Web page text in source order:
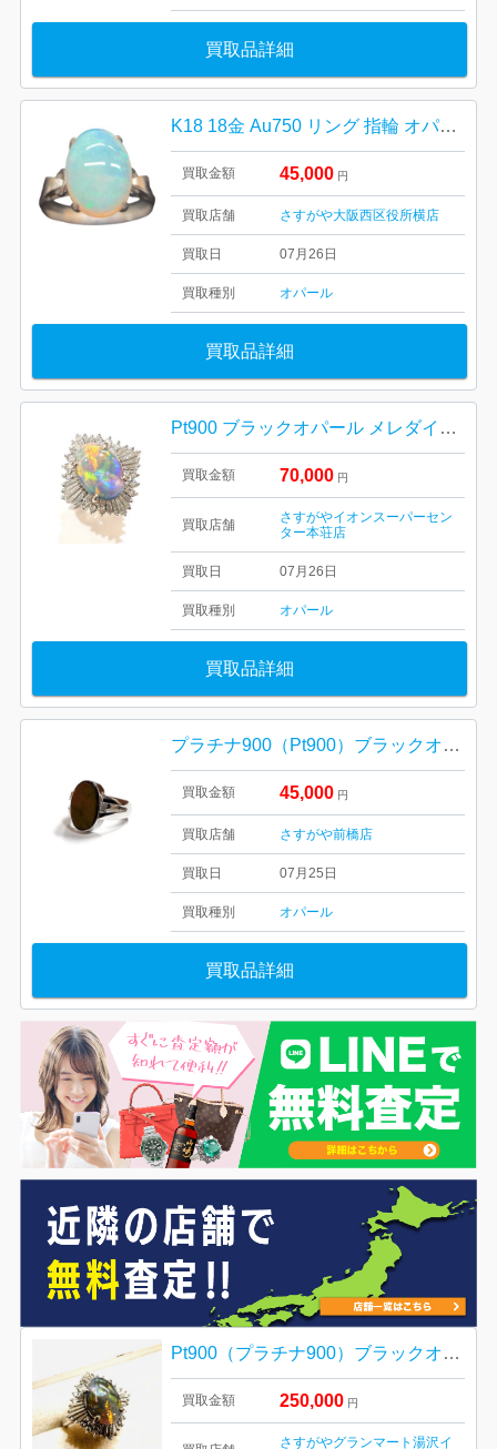
買取品詳細
K18 18金 Au750 リング 指輪 オパール
買取金額 45,000 円
買取店舗 さすがや大阪西区役所横店
買取日 07月26日
買取種別 オパール
買取品詳細
Pt900 ブラックオパール メレダイヤ リング
買取金額 70,000 円
買取店舗
さすがやイオンスーパーセン
ター本荘店
買取日 07月26日
買取種別 オパール
買取品詳細
プラチナ900（Pt900）ブラックオパールリング 高価買取｜高崎市山名町
買取金額 45,000 円
買取店舗 さすがや前橋店
買取日 07月25日
買取種別 オパール
買取品詳細
Pt900（プラチナ900）ブラックオパール リング
買取金額 250,000 円
さすがやグランマート湯沢イ